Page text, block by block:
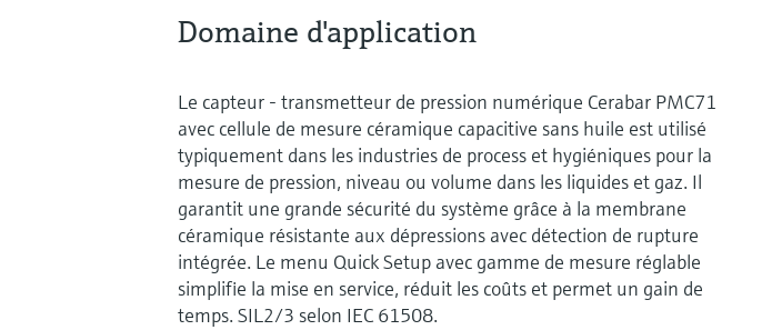
Domaine d'application
Le capteur - transmetteur de pression numérique Cerabar PMC71
avec cellule de mesure céramique capacitive sans huile est utilisé
typiquement dans les industries de process et hygiéniques pour la
mesure de pression, niveau ou volume dans les liquides et gaz. Il
garantit une grande sécurité du système grâce à la membrane
céramique résistante aux dépressions avec détection de rupture
intégrée. Le menu Quick Setup avec gamme de mesure réglable
simplifie la mise en service, réduit les coûts et permet un gain de
temps. SIL2/3 selon IEC 61508.